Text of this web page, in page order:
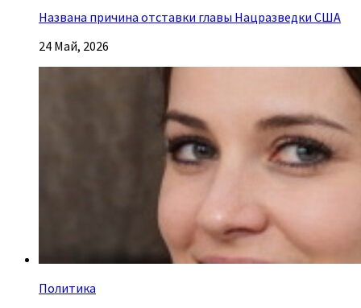
Названа причина отставки главы Нацразведки США
24 Май, 2026
Политика